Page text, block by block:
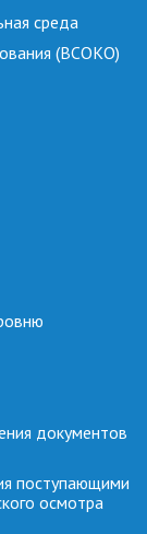
среда
(ВСОКО)
документов
поступающими
осмотра